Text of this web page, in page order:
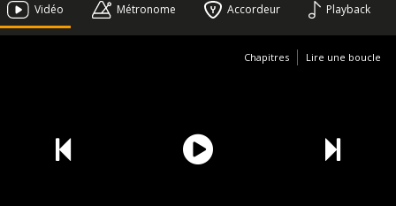
Vidéo Métronome Accordeur Playback
Chapitres Lire une boucle